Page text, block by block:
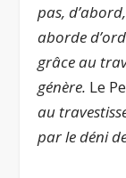
pas,
aborde
grâce au
génère. Le
au
par le déni